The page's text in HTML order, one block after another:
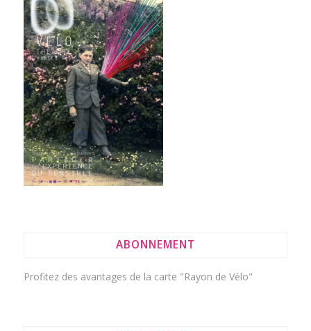
ABONNEMENT
Profitez des avantages de la carte "Rayon de Vélo"